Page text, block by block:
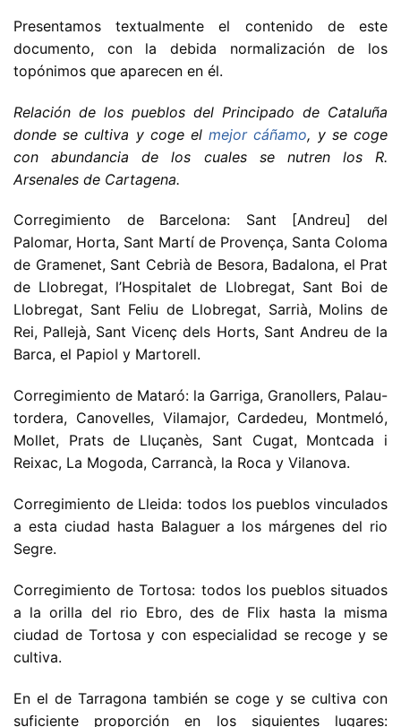
Presentamos textualmente el contenido de este
documento, con la debida normalización de los
topónimos que aparecen en él.
Relación de los pueblos del Principado de Cataluña
donde se cultiva y coge elmejor cáñamo, y se coge
con abundancia de los cuales se nutren los R.
Arsenales de Cartagena.
Corregimiento de Barcelona: Sant [Andreu] del
Palomar, Horta, Sant Martí de Provença, Santa Coloma
de Gramenet, Sant Cebrià de Besora, Badalona, el Prat
de Llobregat, l’Hospitalet de Llobregat, Sant Boi de
Llobregat, Sant Feliu de Llobregat, Sarrià, Molins de
Rei, Pallejà, Sant Vicenç dels Horts, Sant Andreu de la
Barca, el Papiol y Martorell.
Corregimiento de Mataró: la Garriga, Granollers, Palau-
tordera, Canovelles, Vilamajor, Cardedeu, Montmeló,
Mollet, Prats de Lluçanès, Sant Cugat, Montcada i
Reixac, La Mogoda, Carrancà, la Roca y Vilanova.
Corregimiento de Lleida: todos los pueblos vinculados
a esta ciudad hasta Balaguer a los márgenes del rio
Segre.
Corregimiento de Tortosa: todos los pueblos situados
a la orilla del rio Ebro, des de Flix hasta la misma
ciudad de Tortosa y con especialidad se recoge y se
cultiva.
En el de Tarragona también se coge y se cultiva con
suficiente proporción en los siguientes lugares: